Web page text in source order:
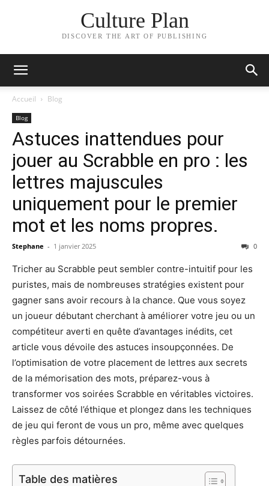
Culture Plan
DISCOVER THE ART OF PUBLISHING
Accueil Blog
Blog
Astuces inattendues pour
jouer au Scrabble en pro : les
lettres majuscules
uniquement pour le premier
mot et les noms propres.
Stephane - 1 janvier 2025 0
Tricher au Scrabble peut sembler contre-intuitif pour les
puristes, mais de nombreuses stratégies existent pour
gagner sans avoir recours à la chance. Que vous soyez
un joueur débutant cherchant à améliorer votre jeu ou un
compétiteur averti en quête d’avantages inédits, cet
article vous dévoile des astuces insoupçonnées. De
l’optimisation de votre placement de lettres aux secrets
de la mémorisation des mots, préparez-vous à
transformer vos soirées Scrabble en véritables victoires.
Laissez de côté l’éthique et plongez dans les techniques
de jeu qui feront de vous un pro, même avec quelques
règles parfois détournées.
Table des matières